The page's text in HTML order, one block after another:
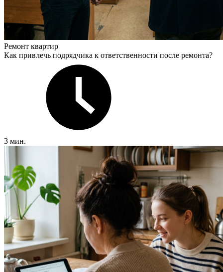
Ремонт квартир
Как привлечь подрядчика к ответственности после ремонта?
3 мин.